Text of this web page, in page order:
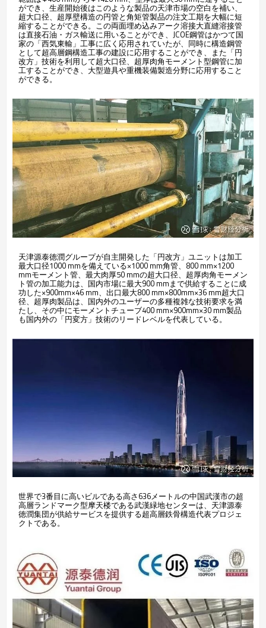
ができ、生産開始後はこのような製品の天津市場の空白を補い、
超大口径、超厚壁構造の円管と角矩管製品の注文工期を大幅に短
縮することができる。この両面埋め込みアーク溶接大直縫溶接管
は直接石油・ガス輸送に用いることができ、JCOE鋼管はかつて国
家の「西気東輸」工事に広く応用されていたが、同時に構造鋼管
として超高層鋼構造工事の建設に応用することができ、また「円
改方」技術を利用して超大口径、超厚肉角モーメント型鋼管に加
工することができ、大型遊具や重機装備製造分野に応用すること
ができる。
天津源泰徳潤グループが自主開発した「円改方」ユニットは加工
最大口径1000 mmを備えている×1000 mm角管、800 mm×1200
mmモーメント管、最大肉厚50 mmの超大口径、超厚肉角モーメン
ト管の加工能力は、国内市場に最大900 mmまで供給することに成
功した×900mm×46 mm、出口最大800 mm×800mm×36 mm超大口
径、超厚肉製品は、国内外のユーザーの多種複雑な技術要求を満
たし、その中にモーメントチューブ400 mm×900mm×30 mm製品
も国内外の「円変方」技術のリードレベルを代表している。
世界で3番目に高いビルである高さ636メートルの中国武漢市の超
高層ランドマーク型摩天楼である武漢緑地センターは、天津源泰
徳潤集団が供給サービスを提供する超高層鉄骨構造代表プロジェ
クトである。